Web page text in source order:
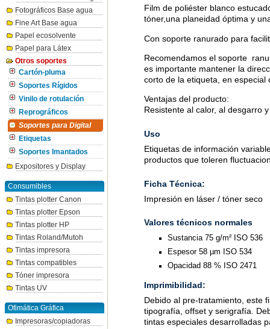
Fotográficos Base agua
Fine Art Base agua
Papel ecosolvente
Papel para Látex
Otros soportes
Cartón-pluma
Soportes Rígidos
Vinilo de rotulación
Reprográficos
Soportes para Digital
Etiquetas
Soportes Imantados
Expositores y Display
Consumibles
Tintas plotter Canon
Tintas plotter Epson
Tintas plotter HP
Tintas Roland/Mutoh
Tintas impresora
Tintas compatibles
Tóner impresora
Tintas UV
Ofimática Gráfica
Impresoras/copiadoras
Film de poliéster blanco
tóner,una planeidad óptima y
Con soporte ranurado para
Recomendamos el soporte
es importante mantener la
corto de la etiqueta, en
Ventajas del producto:
Resistente al calor, al desgarro
Uso
Etiquetas de información
productos que toleren
Ficha Técnica:
Impresión en láser / tóner seco
Valores técnicos normales
Sustancia 75 g/m² ISO 536
Espesor 58 µm ISO 534
Opacidad 88 % ISO 2471
Imprimibilidad:
Debido al pre-tratamiento, este
tipografía, offset y serigrafía.
tintas especiales desarrolladas